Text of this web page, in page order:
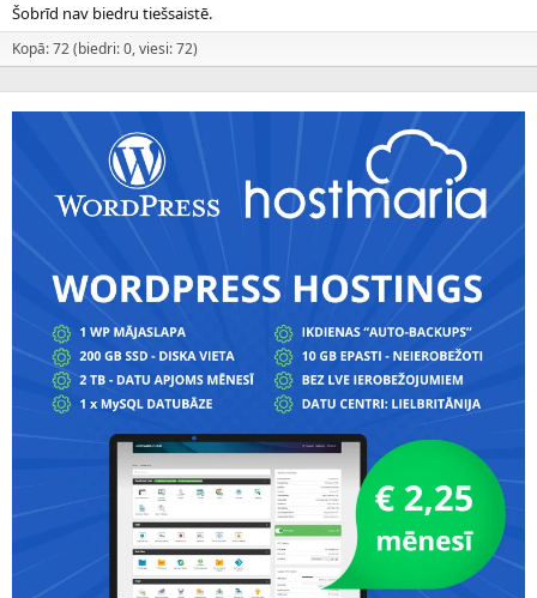
Šobrīd nav biedru tiešsaistē.
Kopā: 72 (biedri: 0, viesi: 72)